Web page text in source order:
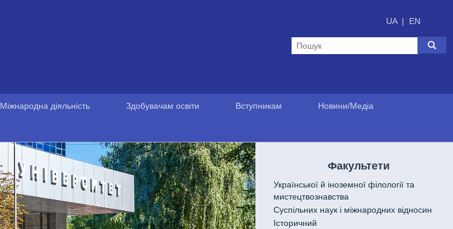
UA | EN
Міжнародна діяльність Здобувачам освіти Вступникам Новини/Медіа
Факультети
Української й іноземної філології та
мистецтвознавства
Cуспільних наук і міжнародних відносин
Історичний